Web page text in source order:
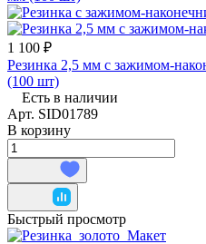
1 100 ₽
Резинка 2,5 мм с зажимом-
(100 шт)
Есть в наличии
Арт. SID01789
В корзину
Быстрый просмотр